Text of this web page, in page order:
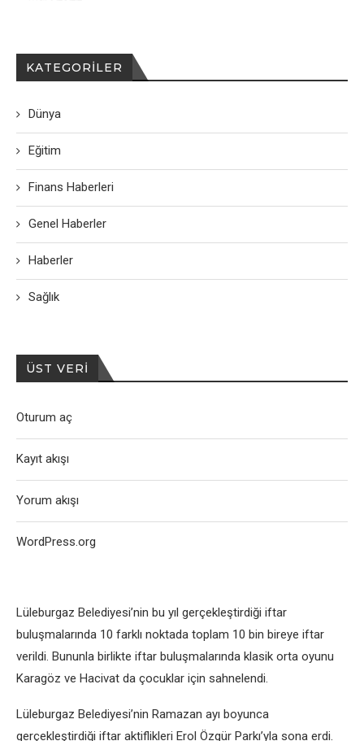
Lüleburgaz Belediyesi’nin bu yıl gerçekleştirdiği iftar
buluşmalarında 10 farklı noktada toplam 10 bin bireye iftar
verildi. Bununla birlikte iftar buluşmalarında klasik orta oyunu
Karagöz ve Hacivat da çocuklar için sahnelendi.
Lüleburgaz Belediyesi’nin Ramazan ayı boyunca
gerçekleştirdiği iftar aktiflikleri Erol Özgür Parkı’yla sona erdi.
KATEGORILER
Dünya
Eğitim
Finans Haberleri
Genel Haberler
Haberler
Sağlık
ÜST VERI
Oturum aç
Kayıt akışı
Yorum akışı
WordPress.org